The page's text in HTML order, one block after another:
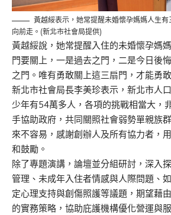
黃越綏表示，她常提醒未婚懷孕媽媽人生
向前走。(新北市社會局提供)
黃越綏說，她常提醒入住的未婚懷孕媽
門要關上，一是過去之門，二是今日後
之門。唯有勇敢關上這三扇門，才能勇
新北市社會局長李美珍表示，新北市人
少年有54萬多人，各項的挑戰相當大，
手協助政府，共同關照社會弱勢單親族
來不容易，感謝創辦人及所有協力者，
和鼓勵。
除了專題演講，論壇並分組研討，深入
管理、未成年入住者情感與人際問題、
定心理支持與創傷照護等議題，期望藉
的實務策略，協助庇護機構優化營運與